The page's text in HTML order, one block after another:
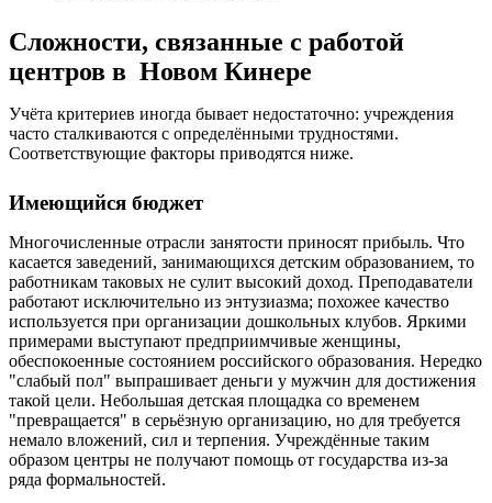
Сложности, связанные с работой
центров в Новом Кинере
Учёта критериев иногда бывает недостаточно: учреждения
часто сталкиваются с определёнными трудностями.
Соответствующие факторы приводятся ниже.
Имеющийся бюджет
Многочисленные отрасли занятости приносят прибыль. Что
касается заведений, занимающихся детским образованием, то
работникам таковых не сулит высокий доход. Преподаватели
работают исключительно из энтузиазма; похожее качество
используется при организации дошкольных клубов. Яркими
примерами выступают предприимчивые женщины,
обеспокоенные состоянием российского образования. Нередко
"слабый пол" выпрашивает деньги у мужчин для достижения
такой цели. Небольшая детская площадка со временем
"превращается" в серьёзную организацию, но для требуется
немало вложений, сил и терпения. Учреждённые таким
образом центры не получают помощь от государства из-за
ряда формальностей.